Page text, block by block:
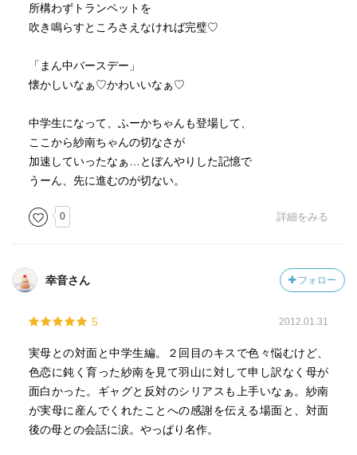
所構わずトランペットを
吹き鳴らすところさえなければ完璧♡
「まん中バースデー」
懐かしいなぁ♡かわいいなぁ♡
中学生になって、ふーかちゃんも登場して、
ここから紗南ちゃんの切なさが
加速していったなぁ…とぼんやりした記憶で
うーん、先に進むのが切ない。
0 詳細をみる
幸音さん フォロー
5 2012.01.31
実母との対面と中学生編。２回目のキスで色々悩むけど、
色恋に鈍く育った紗南を見て羽山に対して申し訳なく母が
面白かった。ギャグと反対のシリアスも上手いなぁ。紗南
が実母に産んでくれたことへの感謝を伝える場面と、対面
後の母との会話に涙。やっぱり名作。